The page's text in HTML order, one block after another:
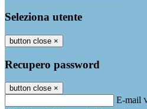
Seleziona utente
button close ×
Recupero password
button close ×
E-mail